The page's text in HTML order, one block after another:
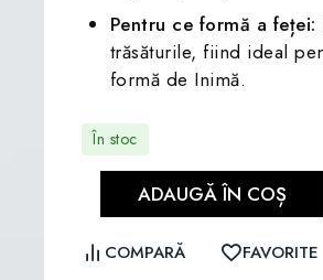
Pentru ce formă a feței:
trăsăturile, fiind ideal
formă de Inimă.
În stoc
ADAUGĂ ÎN COȘ
COMPARĂ
FAVORITE